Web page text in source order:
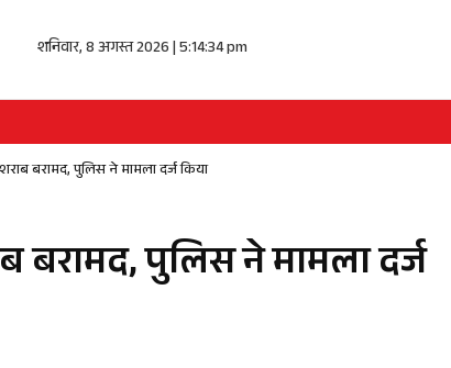
शनिवार, 8 अगस्त 2026 | 5:14:34 pm
बरामद, पुलिस ने मामला दर्ज किया
पुलिस ने मामला दर्ज